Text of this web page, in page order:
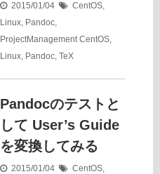
2015/01/04 CentOS,
Linux, Pandoc,
ProjectManagement CentOS,
Linux, Pandoc, TeX
Pandocのテストと
して User’s Guide
を変換してみる
2015/01/04 CentOS,